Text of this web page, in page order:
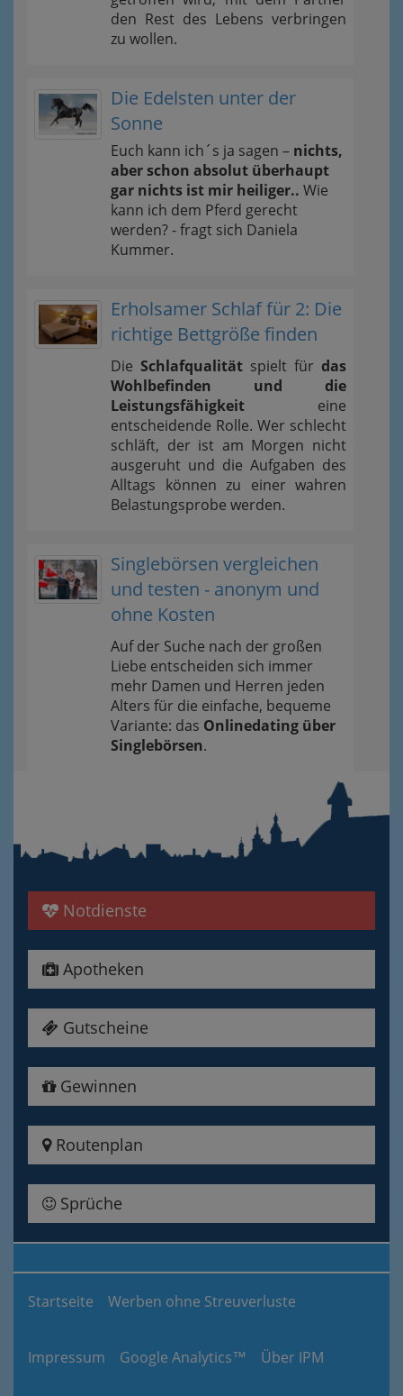
den Rest des Lebens verbringen
zu wollen.
Die Edelsten unter der
Sonne
Euch kann ich´s ja sagen – nichts,
aber schon absolut überhaupt
gar nichts ist mir heiliger.. Wie
kann ich dem Pferd gerecht
werden? - fragt sich Daniela
Kummer.
Erholsamer Schlaf für 2: Die
richtige Bettgröße finden
Die Schlafqualität spielt für das
Wohlbefinden und die
Leistungsfähigkeit eine
entscheidende Rolle. Wer schlecht
schläft, der ist am Morgen nicht
ausgeruht und die Aufgaben des
Alltags können zu einer wahren
Belastungsprobe werden.
Singlebörsen vergleichen
und testen - anonym und
ohne Kosten
Auf der Suche nach der großen
Liebe entscheiden sich immer
mehr Damen und Herren jeden
Alters für die einfache, bequeme
Variante: das Onlinedating über
Singlebörsen.
Notdienste
Apotheken
Gutscheine
Gewinnen
Routenplan
Sprüche
Startseite Werben ohne Streuverluste
Impressum Google Analytics™ Über IPM